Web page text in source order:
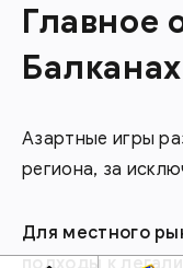
Главное
Балканах
Азартные игры
региона, за
Для местного